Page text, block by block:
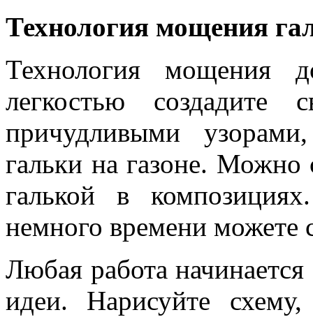
Технология мощения
Технология мощения
легкостью
причудливыми
гальки на газоне. Можно
галькой в
немного времени можете
Любая работа
идеи. Нарисуйте